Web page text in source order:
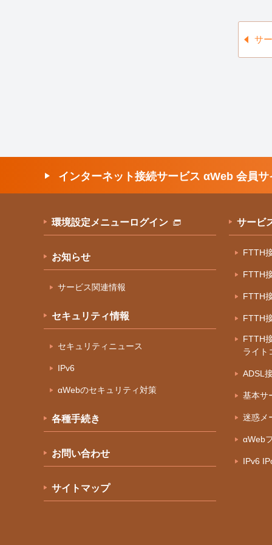
サ
インターネット接続サービス αWeb 会員サ
環境設定メニューログイン
お知らせ
サービス関連情報
セキュリティ情報
セキュリティニュース
IPv6
αWebのセキュリティ対策
各種手続き
お問い合わせ
サイトマップ
サービ
FTTH
FTTH
FTTH
FTTH
FTTH
ライト
ADSL
基本サ
迷惑メ
αWeb
IPv6